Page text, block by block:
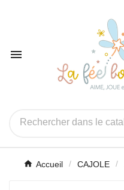

Accueil CAJOLE